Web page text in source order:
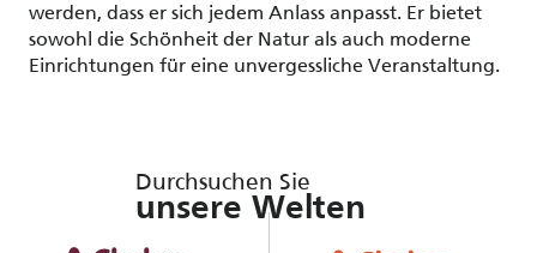
werden, dass er sich jedem Anlass anpasst. Er bietet
sowohl die Schönheit der Natur als auch moderne
Einrichtungen für eine unvergessliche Veranstaltung.
Durchsuchen Sie
unsere Welten